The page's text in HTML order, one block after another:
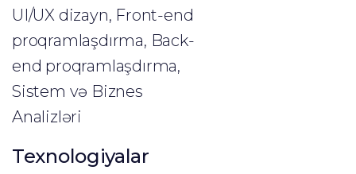
UI/UX dizayn, Front-end
proqramlaşdırma, Back-
end proqramlaşdırma,
Sistem və Biznes
Analizləri
Texnologiyalar